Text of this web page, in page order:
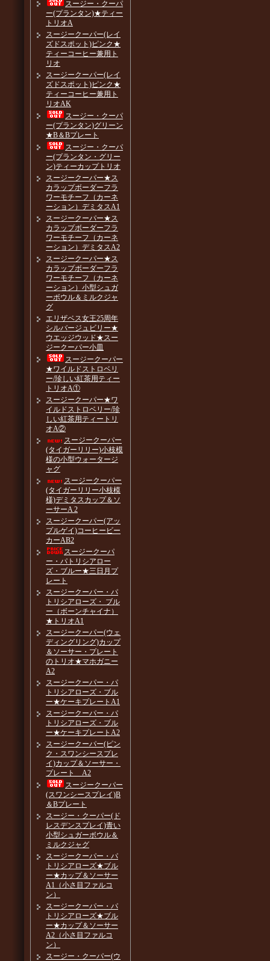
スージー・クーパ
ー(プランタン)★ティー
トリオA
スージークーパー(レイ
ズドスポット)ピンク★
ティーコーヒー兼用ト
リオ
スージークーパー(レイ
ズドスポット)ピンク★
ティーコーヒー兼用ト
リオAK
スージー・クーパ
ー(プランタン)グリーン
★B＆Bプレート
スージー・クーパ
ー(プランタン・グリー
ン)ティーカップトリオ
スージークーパー★ス
カラップボーダーフラ
ワーモチーフ（カーネ
ーション）デミタスA1
スージークーパー★ス
カラップボーダーフラ
ワーモチーフ（カーネ
ーション）デミタスA2
スージークーパー★ス
カラップボーダーフラ
ワーモチーフ（カーネ
ーション）小型シュガ
ーボウル＆ミルクジャ
グ
エリザベス女王25周年
シルバージュビリー★
ウエッジウッド★スー
ジークーパー小皿
スージークーパー
★ワイルドストロベリ
ー/珍しい紅茶用ティー
トリオA①
スージークーパー★ワ
イルドストロベリー/珍
しい紅茶用ティートリ
オA②
スージークーパー
(タイガーリリー)小枝模
様の小型ウォータージ
ャグ
スージークーパー
(タイガーリリー小枝模
様)デミタスカップ＆ソ
ーサーA 2
スージークーパー(アッ
プルゲイ)コーヒービー
カーAB2
スージークーパ
ー・パトリシアロー
ズ・ブルー★三日月プ
レート
スージークーパー・パ
トリシアローズ・ ブル
ー（ボーンチャイナ）
★トリオA1
スージークーパー(ウェ
ディングリング)カップ
＆ソーサー・プレート
のトリオ★マホガニー
A2
スージークーパー・パ
トリシアローズ・ブル
ー★ケーキプレートA1
スージークーパー・パ
トリシアローズ・ブル
ー★ケーキプレートA2
スージークーパー(ピン
ク・スワンシースプレ
イ)カップ＆ソーサー・
プレート A2
スージークーパー
(スワンシースプレイ)B
＆Bプレート
スージー・クーパー(ド
レスデンスプレイ)青い
小型シュガーボウル＆
ミルクジャグ
スージークーパー・パ
トリシアローズ★ブル
ー★カップ＆ソーサー
A1（小さ目ファルコ
ン）
スージークーパー・パ
トリシアローズ★ブル
ー★カップ＆ソーサー
A2（小さ目ファルコ
ン）
スージー・クーパー(ウ